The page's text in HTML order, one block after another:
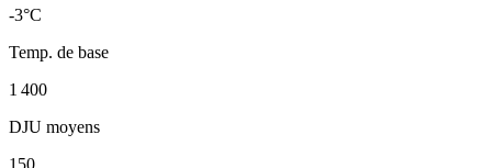
-3°C
Temp. de base
1 400
DJU moyens